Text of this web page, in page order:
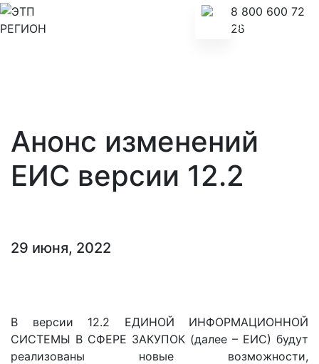
8 800 600 72
28
Анонс изменений
ЕИС версии 12.2
29 июня, 2022
В версии 12.2 ЕДИНОЙ ИНФОРМАЦИОННОЙ
СИСТЕМЫ В СФЕРЕ ЗАКУПОК (далее – ЕИС) будут
реализованы новые возможности,